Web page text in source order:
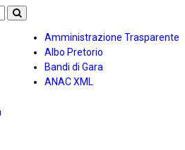
Amministrazione Trasparente
Albo Pretorio
Bandi di Gara
ANAC XML